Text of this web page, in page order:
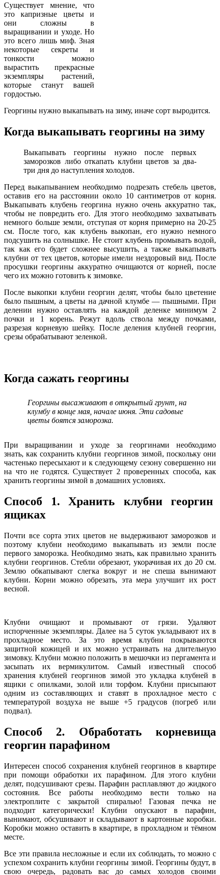
Существует мнение, что
это капризные цветы и
они сложны в
выращивании и уходе. Но
это всего лишь миф. Зная
некоторые секреты и
тонкости можно
вырастить прекрасные
экземпляры растений,
которые станут вашей
гордостью.
Георгины нужно выкапывать на зиму, иначе сорт выродится.
Когда выкапывать георгины на зиму
Выкапывать георгины нужно после первых
заморозков либо откапать клубни цветов за два-
три дня до наступления холодов.
Перед выкапыванием необходимо подрезать стебель цветов,
оставив его на расстоянии около 10 сантиметров от корня.
Выкапывать клубень георгина нужно очень аккуратно так,
чтобы не повредить его. Для этого необходимо захватывать
немного больше земли, отступая от корня примерно на 20-25
см. После того, как клубень выкопан, его нужно немного
подсушить на солнышке. Не стоит клубень промывать водой,
так как его будет сложнее высушить, а также выкапывать
клубни от тех цветов, которые имели нездоровый вид. После
просушки георгины аккуратно очищаются от корней, после
чего их можно готовить к зимовке.
После выкопки клубни георгин делят, чтобы было цветение
было пышным, а цветы на дачной клумбе — пышными. При
делении нужно оставлять на каждой деленке минимум 2
почки и 1 корень. Режут вдоль ствола между почками,
разрезая корневую шейку. После деления клубней георгин,
срезы обрабатывают зеленкой.
Когда сажать георгины
Георгины высаживают в открытый грунт, на
клумбу в конце мая, начале июня. Эти садовые
цветы боятся заморозка.
При выращивании и уходе за георгинами необходимо
знать, как сохранить клубни георгинов зимой, поскольку они
частенько пересыхают и к следующему сезону совершенно ни
на что не годятся. Существует 2 проверенных способа, как
хранить георгины зимой в домашних условиях.
Способ 1. Хранить клубни георгин
ящиках
Почти все сорта этих цветов не выдерживают заморозков и
поэтому клубни необходимо выкапывать из земли после
первого заморозка. Необходимо знать, как правильно хранить
клубни георгинов. Стебли обрезают, укорачивая их до 20 см.
Землю обкапывают слегка вокруг и не спеша вынимают
клубни. Корни можно обрезать, эта мера улучшит их рост
весной.
Клубни очищают и промывают от грязи. Удаляют
испорченные экземпляры. Далее на 5 суток укладывают их в
прохладное место. За это время клубни покрываются
защитной кожицей и их можно устраивать на длительную
зимовку. Клубни можно положить в мешочки из пергамента и
засыпать их вермикулитом. Самый известный способ
хранения клубней георгинов зимой это укладка клубней в
ящики с опилками, золой или торфом. Клубни присыпают
одним из составляющих и ставят в прохладное место с
температурой воздуха не выше +5 градусов (погреб или
подвал).
Способ 2. Обработать корневища
георгин парафином
Интересен способ сохранения клубней георгинов в квартире
при помощи обработки их парафином. Для этого клубни
делят, подсушивают срезы. Парафин расплавляют до жидкого
состояния. Все работы необходимо вести только на
электроплите с закрытой спиралью! Газовая печка не
подходит категорически! Клубни опускают в парафин,
вынимают, обсушивают и складывают в картонные коробки.
Коробки можно оставить в квартире, в прохладном и тёмном
месте.
Все эти правила несложные и если их соблюдать, то можно с
успехом сохранить клубни георгины зимой. Георгины будут, в
свою очередь, радовать вас до самых холодов своими